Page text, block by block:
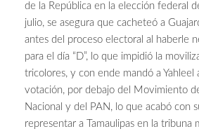
de la República en la elección federal
julio, se asegura que cacheteó a
antes del proceso electoral al haberle
para el día “D”, lo que impidió la
tricolores, y con ende mandó a Yahleel
votación, por debajo del Movimiento
Nacional y del PAN, lo que acabó con
representar a Tamaulipas en la tribuna